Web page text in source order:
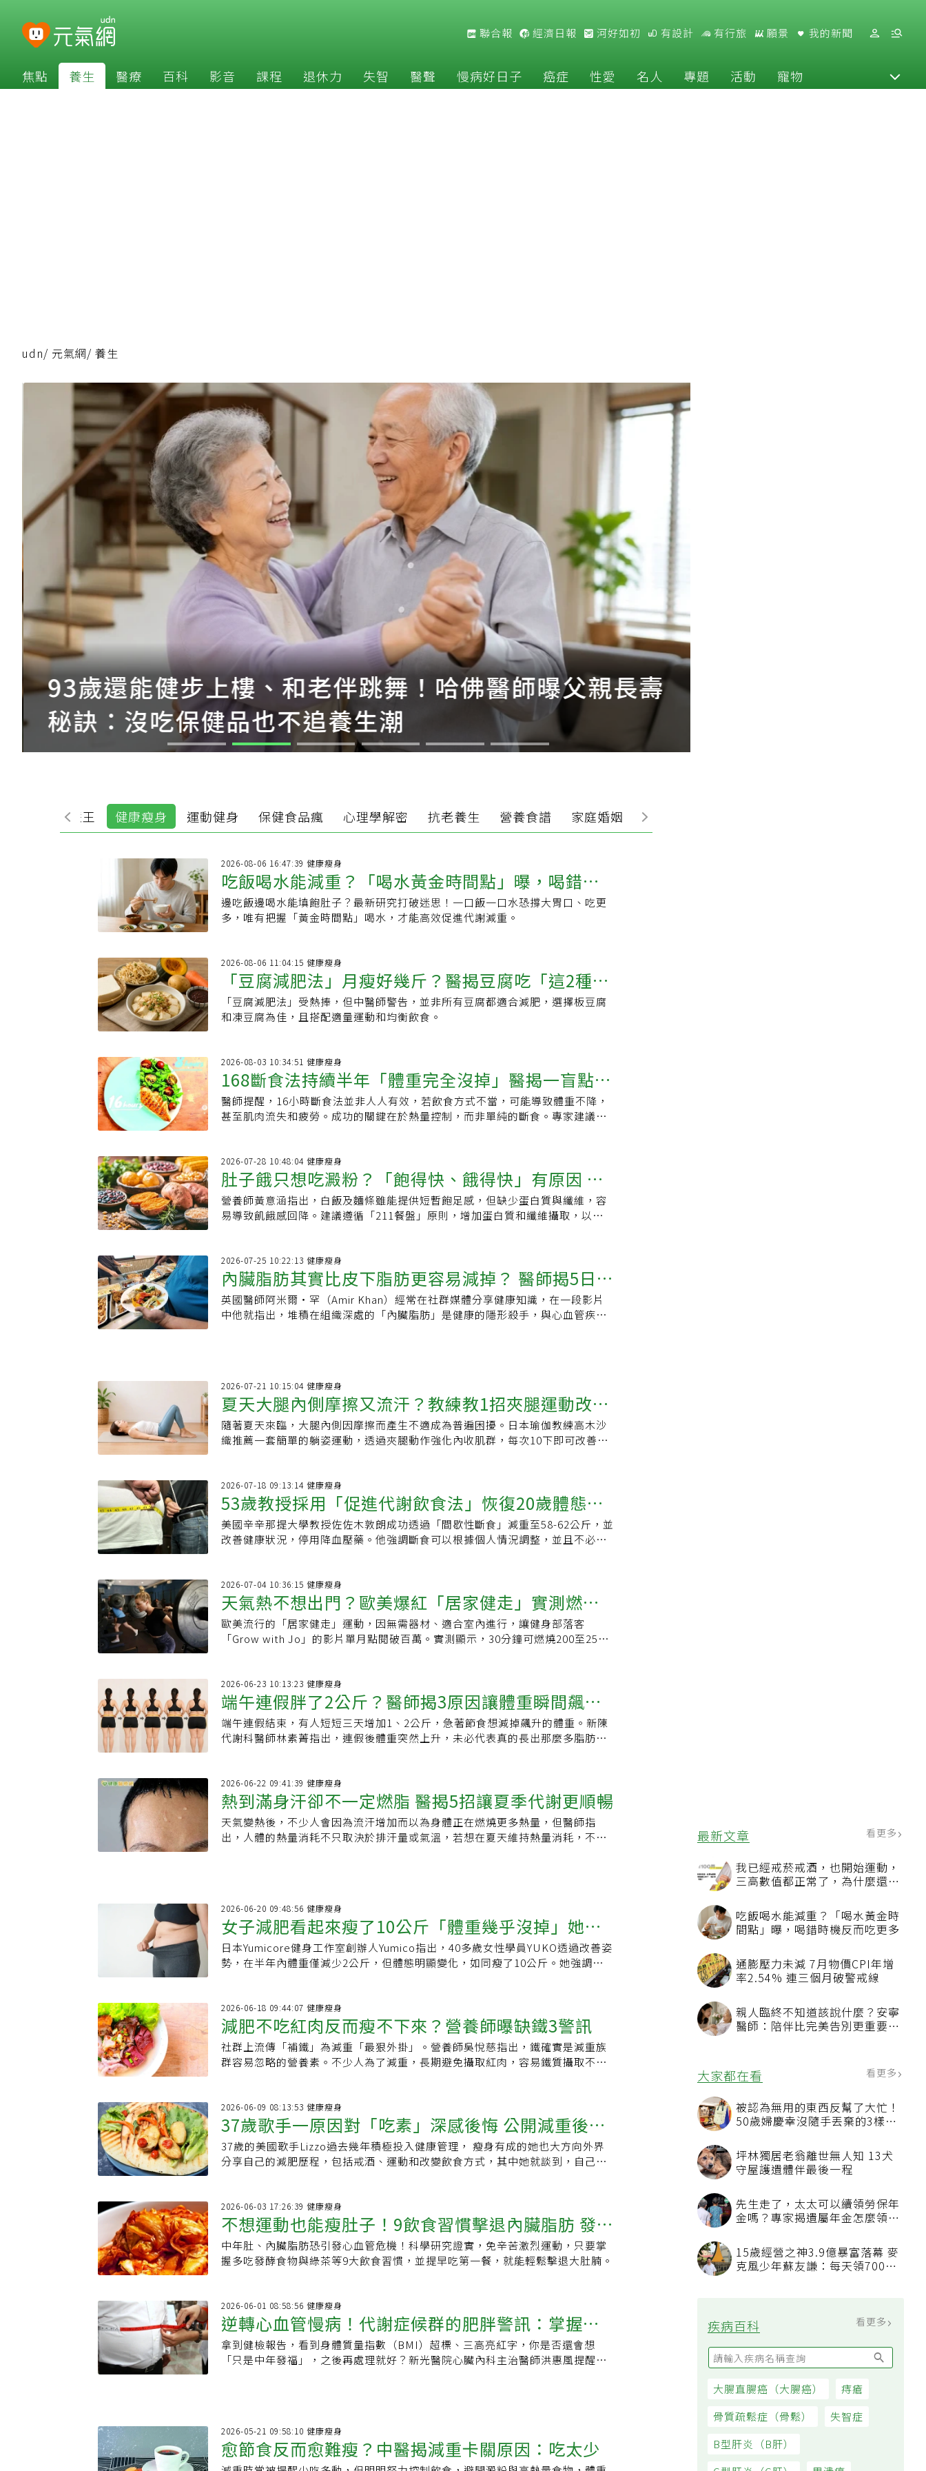
聯合報 經濟日報 河好如初 有設計 有行旅 願景 我的新聞
焦點 養生 醫療 百科 影音 課程 退休力 失智 醫聲 慢病好日子 癌症 性愛 名人 專題 活動 寵物
最新文章 看更多
我已經戒菸戒酒，也開始運動，
三高數值都正常了，為什麼還不
吃飯喝水能減重？「喝水黃金時
間點」曝，喝錯時機反而吃更多
通膨壓力未減 7月物價CPI年增
率2.54% 連三個月破警戒線
親人臨終不知道該說什麼？安寧
醫師：陪伴比完美告別更重要，
大家都在看 看更多
被認為無用的東西反幫了大忙！
50歲婦慶幸沒隨手丟棄的3樣物
坪林獨居老翁離世無人知 13犬
守屋護遺體伴最後一程
先生走了，太太可以續領勞保年
金嗎？專家揭遺屬年金怎麼領，
15歲經營之神3.9億暴富落幕 麥
克風少年蘇友謙：每天領700元
疾病百科 看更多
大腸直腸癌（大腸癌）
痔瘡
骨質疏鬆症（骨鬆）
失智症
B型肝炎（B肝）
udn/ 元氣網/ 養生
93歲還能健步上樓、和老伴跳舞！哈佛醫師曝父親長壽
秘訣：沒吃保健品也不追養生潮
生活智慧王 健康瘦身 運動健身 保健食品瘋 心理學解密 抗老養生 營養食譜 家庭婚姻
2026-08-06 16:47:39 健康瘦身
吃飯喝水能減重？「喝水黃金時間點」曝，喝錯時
機反而吃更多
邊吃飯邊喝水能填飽肚子？最新研究打破迷思！一口飯一口水恐撐大胃口、吃更
多，唯有把握「黃金時間點」喝水，才能高效促進代謝減重。
2026-08-06 11:04:15 健康瘦身
「豆腐減肥法」月瘦好幾斤？醫揭豆腐吃「這2種最
好」，消脹氣有妙招
「豆腐減肥法」受熱捧，但中醫師警告，並非所有豆腐都適合減肥，選擇板豆腐
和凍豆腐為佳，且搭配適量運動和均衡飲食。
2026-08-03 10:34:51 健康瘦身
168斷食法持續半年「體重完全沒掉」醫揭一盲點：
這樣當然瘦不下來
醫師提醒，16小時斷食法並非人人有效，若飲食方式不當，可能導致體重不降，
甚至肌肉流失和疲勞。成功的關鍵在於熱量控制，而非單純的斷食。專家建議應
2026-07-28 10:48:04 健康瘦身
肚子餓只想吃澱粉？「飽得快、餓得快」有原因 營
養師揭蛋白質才是關鍵
營養師黃意涵指出，白飯及麵條雖能提供短暫飽足感，但缺少蛋白質與纖維，容
易導致飢餓感回降。建議遵循「211餐盤」原則，增加蛋白質和纖維攝取，以達到
2026-07-25 10:22:13 健康瘦身
內臟脂肪其實比皮下脂肪更容易減掉？ 醫師揭5日常
習慣是關鍵
英國醫師阿米爾・罕（Amir Khan）經常在社群媒體分享健康知識，在一段影片
中他就指出，堆積在組織深處的「內臟脂肪」是健康的隱形殺手，與心血管疾
2026-07-21 10:15:04 健康瘦身
夏天大腿內側摩擦又流汗？教練教1招夾腿運動改善
悶熱還能緊實腿部
隨著夏天來臨，大腿內側因摩擦而產生不適成為普遍困擾。日本瑜伽教練高木沙
織推薦一套簡單的躺姿運動，透過夾腿動作強化內收肌群，每次10下即可改善線
2026-07-18 09:13:14 健康瘦身
53歲教授採用「促進代謝飲食法」恢復20歲體態、
降血壓藥也免吃了
美國辛辛那提大學教授佐佐木敦朗成功透過「間歇性斷食」減重至58-62公斤，並
改善健康狀況，停用降血壓藥。他強調斷食可以根據個人情況調整，並且不必勉
2026-07-04 10:36:15 健康瘦身
天氣熱不想出門？歐美爆紅「居家健走」實測燃脂
成效驚人、不傷膝蓋
歐美流行的「居家健走」運動，因無需器材、適合室內進行，讓健身部落客
「Grow with Jo」的影片單月點閱破百萬。實測顯示，30分鐘可燃燒200至250
2026-06-23 10:13:23 健康瘦身
端午連假胖了2公斤？醫師揭3原因讓體重瞬間飆
升：未必是脂肪
端午連假結束，有人短短三天增加1、2公斤，急著節食想減掉飆升的體重。新陳
代謝科醫師林素菁指出，連假後體重突然上升，未必代表真的長出那麼多脂肪，
2026-06-22 09:41:39 健康瘦身
熱到滿身汗卻不一定燃脂 醫揭5招讓夏季代謝更順暢
天氣變熱後，不少人會因為流汗增加而以為身體正在燃燒更多熱量，但醫師指
出，人體的熱量消耗不只取決於排汗量或氣溫，若想在夏天維持熱量消耗，不如
2026-06-20 09:48:56 健康瘦身
女子減肥看起來瘦了10公斤「體重幾乎沒掉」她不
靠節食運動而是姿勢
日本Yumicore健身工作室創辦人Yumico指出，40多歲女性學員YUKO透過改善姿
勢，在半年內體重僅減少2公斤，但體態明顯變化，如同瘦了10公斤。她強調不需
2026-06-18 09:44:07 健康瘦身
減肥不吃紅肉反而瘦不下來？營養師曝缺鐵3警訊
社群上流傳「補鐵」為減重「最狠外掛」。營養師吳悅慈指出，鐵確實是減重族
群容易忽略的營養素。不少人為了減重，長期避免攝取紅肉，容易鐵質攝取不
成人每日攝取量上限為40毫克。
2026-06-09 08:13:53 健康瘦身
37歲歌手一原因對「吃素」深感後悔 公開減重後飲
食菜單
37歲的美國歌手Lizzo過去幾年積極投入健康管理， 瘦身有成的她也大方向外界
分享自己的減肥歷程，包括戒酒、運動和改變飲食方式，其中她就談到，自己放
2026-06-03 17:26:39 健康瘦身
不想運動也能瘦肚子！9飲食習慣擊退內臟脂肪 發酵
食物超有感
中年肚、內臟脂肪恐引發心血管危機！科學研究證實，免辛苦激烈運動，只要掌
握多吃發酵食物與綠茶等9大飲食習慣，並提早吃第一餐，就能輕鬆擊退大肚腩。
2026-06-01 08:58:56 健康瘦身
逆轉心血管慢病！代謝症候群的肥胖警訊：掌握減
重黃金期
拿到健檢報告，看到身體質量指數（BMI）超標、三高亮紅字，你是否還會想
「只是中年發福」，之後再處理就好？新光醫院心臟內科主治醫師洪惠風提醒，
2026-05-21 09:58:10 健康瘦身
愈節食反而愈難瘦？中醫揭減重卡關原因：吃太少